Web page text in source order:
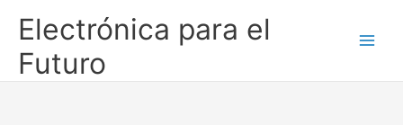
Electrónica para el
Futuro